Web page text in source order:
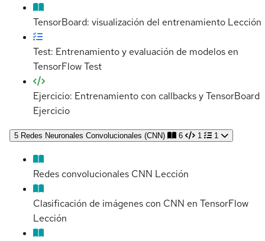
TensorBoard: visualización del entrenamiento Lección
Test: Entrenamiento y evaluación de modelos en
TensorFlowTest
Ejercicio: Entrenamiento con callbacks y TensorBoard
Ejercicio
5 Redes Neuronales Convolucionales (CNN) 6 1 1
Redes convolucionales CNN Lección
Clasificación de imágenes con CNN en TensorFlow
Lección